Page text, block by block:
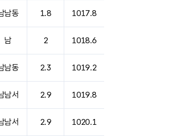
남동 1.8 1017.8
남 2 1018.6
남동 2.3 1019.2
남서 2.9 1019.8
남서 2.9 1020.1